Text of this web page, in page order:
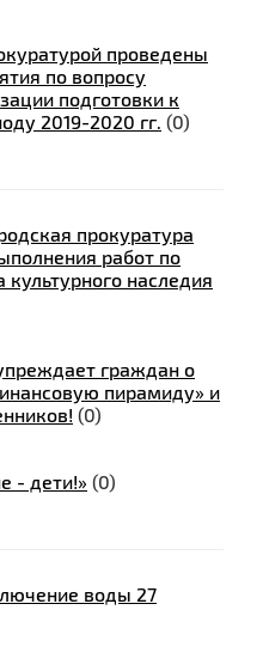
проведены
по вопросу
подготовки к
2019-2020 гг. (0)
прокуратура
работ по
наследия
граждан о
пирамиду» и
(0)
- дети!» (0)
воды 27